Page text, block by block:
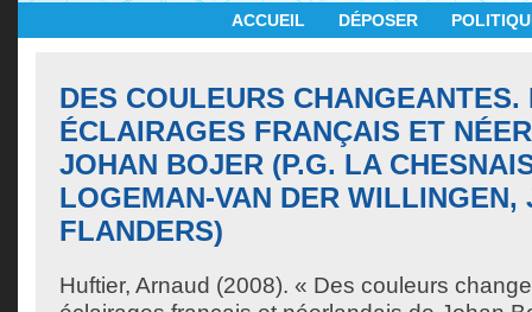
ACCUEIL DÉPOSER
DES COULEURS CHANGEANTES.
ÉCLAIRAGES FRANÇAIS ET
JOHAN BOJER (P.G. LA
LOGEMAN-VAN DER WILLINGEN,
FLANDERS)
Huftier, Arnaud (2008). « Des couleurs